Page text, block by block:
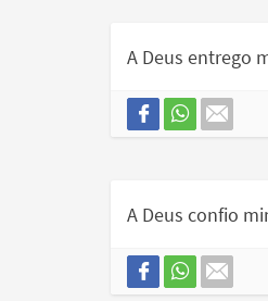
A Deus entrego
A Deus confio